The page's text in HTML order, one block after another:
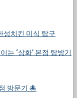
성치킨 미식 탐구
는 ‘상화’ 본점 탐방기
방문기 🐙